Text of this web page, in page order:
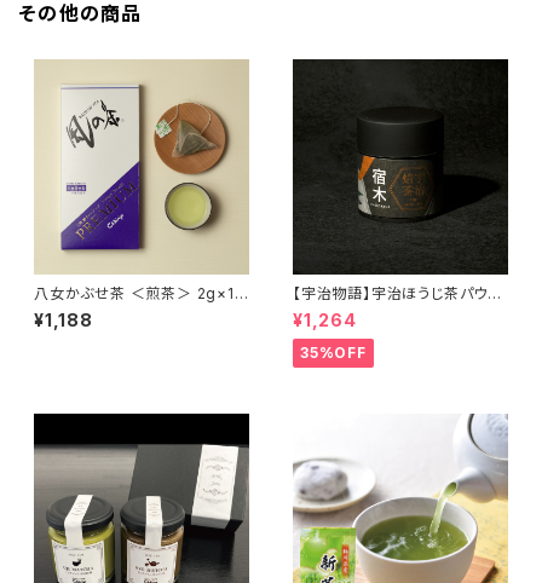
その他の商品
八女かぶせ茶 ＜煎茶＞ 2g×15
袋【風の茶シリーズプレミアム】
¥1,188
【宇治物語】宇治ほうじ茶パウダ
ー「宿木」＜在庫一掃セール！＞
¥1,264
35%OFF